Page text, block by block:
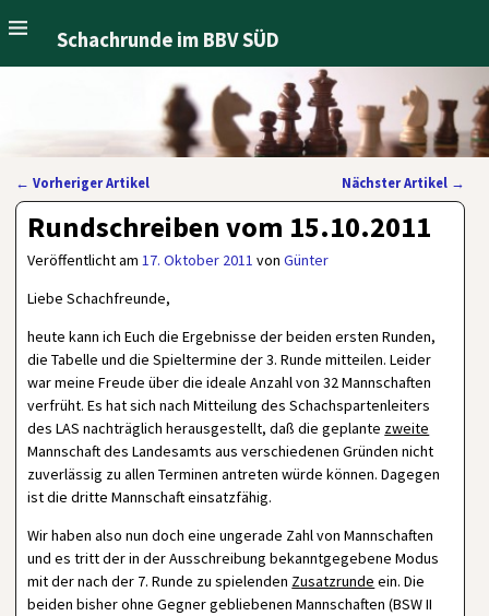
Schachrunde im BBV SÜD
Artikelnavigation
← Vorheriger Artikel Nächster Artikel →
Rundschreiben vom 15.10.2011
Veröffentlicht am17. Oktober 2011 vonGünter
Liebe Schachfreunde,
heute kann ich Euch die Ergebnisse der beiden ersten Runden,
die Tabelle und die Spieltermine der 3. Runde mitteilen. Leider
war meine Freude über die ideale Anzahl von 32 Mannschaften
verfrüht. Es hat sich nach Mitteilung des Schachspartenleiters
des LAS nachträglich herausgestellt, daß die geplante zweite
Mannschaft des Landesamts aus verschiedenen Gründen nicht
zuverlässig zu allen Terminen antreten würde können. Dagegen
ist die dritte Mannschaft einsatzfähig.
Wir haben also nun doch eine ungerade Zahl von Mannschaften
und es tritt der in der Ausschreibung bekanntgegebene Modus
mit der nach der 7. Runde zu spielenden Zusatzrunde ein. Die
beiden bisher ohne Gegner gebliebenen Mannschaften (BSW II